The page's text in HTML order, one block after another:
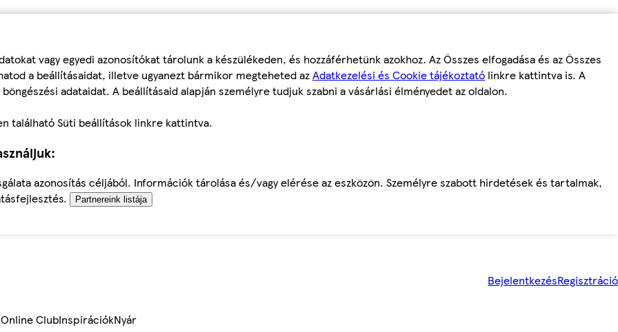
vagy egyedi azonosítókat tárolunk a készülékeden, és hozzáférhetünk azokhoz. Az Összes elfogadása és az Összes
a beállításaidat, illetve ugyanezt bármikor megteheted azAdatkezelési és Cookie tájékoztató linkre kattintva is. A
adataidat. A beállításaid alapján személyre tudjuk szabni a vásárlási élményedet az oldalon.
található Süti beállítások linkre kattintva.
azonosítás céljából. Információk tárolása és/vagy elérése az eszközön. Személyre szabott hirdetések és tartalmak,
Partnereink listája
BejelentkezésRegisztráció
Online ClubInspirációkNyár